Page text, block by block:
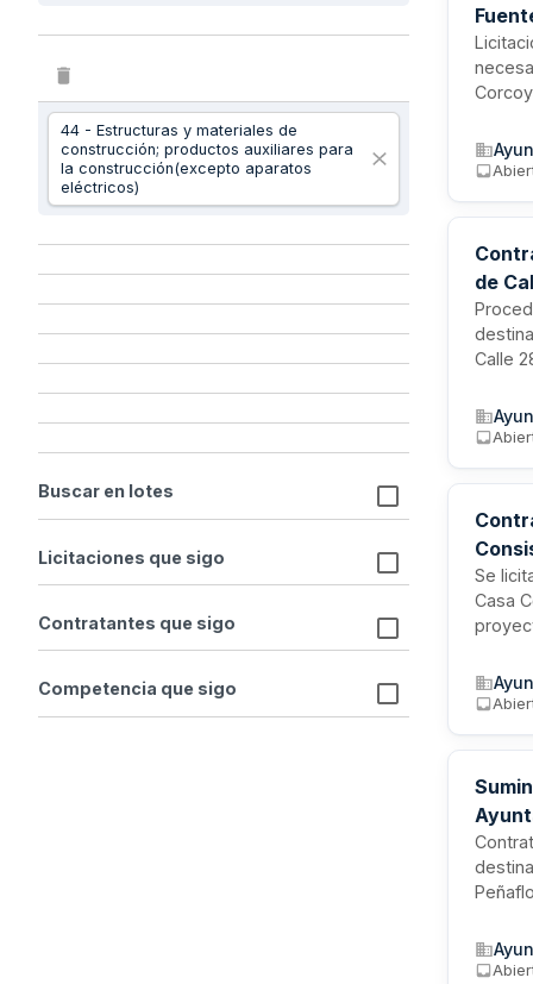
44 - Estructuras y materiales de
construcción; productos auxiliares para
la construcción(excepto aparatos
eléctricos)
Buscar en lotes
Licitaciones que sigo
Contratantes que sigo
Competencia que sigo
de
Calle
mano
Se
Casa